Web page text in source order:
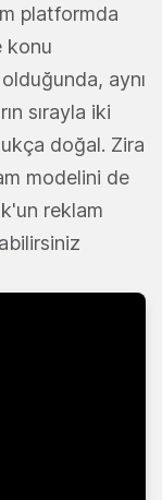
platformda
konu
aynı
sırayla iki
doğal. Zira
modelini de
reklam